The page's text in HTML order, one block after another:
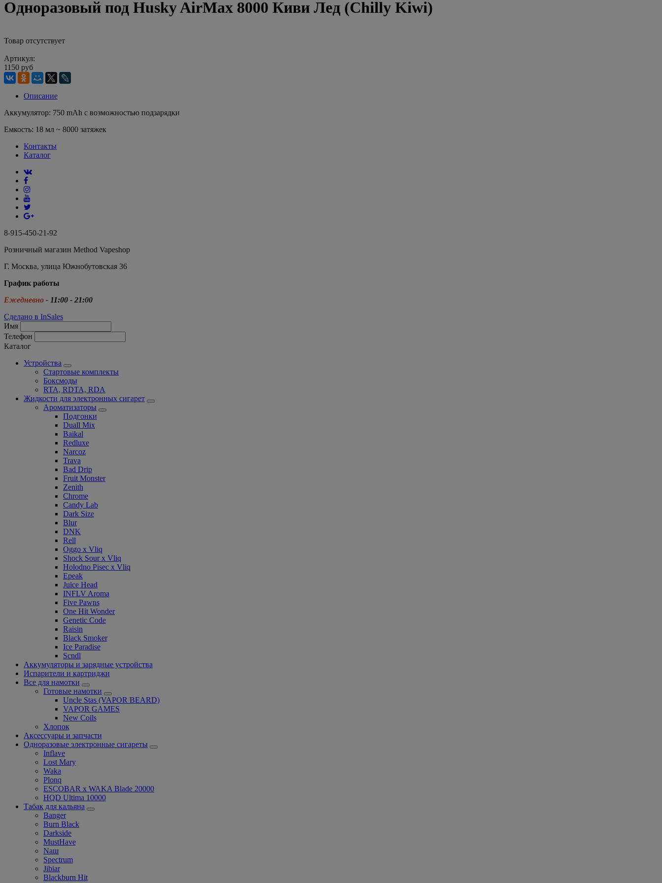
Одноразовый под Husky AirMax 8000 Киви Лед (Chilly Kiwi)
Товар отсутствует
Артикул:
1150 руб
Описание
Аккумулятор: 750 mAh с возможностью подзарядки
Емкость: 18 мл ~ 8000 затяжек
Контакты
Каталог
8-915-450-21-92
Розничный магазин Method Vapeshop
Г. Москва, улица Южнобутовская 36
График работы
Ежедневно - 11:00 - 21:00
Сделано в InSales
Имя
Телефон
Каталог
Устройства
Стартовые комплекты
Боксмоды
RTA, RDTA, RDA
Жидкости для электронных сигарет
Ароматизаторы
Подгонки
Duall Mix
Baikal
Redluxe
Narcoz
Trava
Bad Drip
Fruit Monster
Zenith
Chrome
Candy Lab
Dark Size
Blur
DNK
Rell
Oggo x Vliq
Shock Sour x Vliq
Holodno Pisec x Vliq
Epeak
Juice Head
INFLV Aroma
Five Pawns
One Hit Wonder
Genetic Code
Raisin
Black Smoker
Ice Paradise
Scndl
Аккумуляторы и зарядные устройства
Испарители и картриджи
Все для намотки
Готовые намотки
Uncle Stas (VAPOR BEARD)
VAPOR GAMES
New Coils
Хлопок
Аксессуары и запчасти
Одноразовые электронные сигареты
Inflave
Lost Mary
Waka
Plonq
ESCOBAR x WAKA Blade 20000
HQD Ultima 10000
Табак для кальяна
Banger
Burn Black
Darkside
MustHave
Nаш
Spectrum
Jibiar
Blackburn Hit